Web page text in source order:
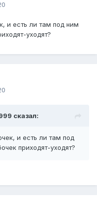
и есть ли там под ним
уходят?
сказал:
и есть ли там под
приходят-уходят?